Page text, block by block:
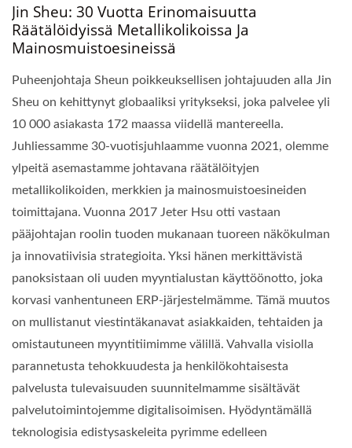
Jin Sheu: 30 Vuotta Erinomaisuutta
Räätälöidyissä Metallikolikoissa Ja
Mainosmuistoesineissä
Puheenjohtaja Sheun poikkeuksellisen johtajuuden alla Jin
Sheu on kehittynyt globaaliksi yritykseksi, joka palvelee yli
10 000 asiakasta 172 maassa viidellä mantereella.
Juhliessamme 30-vuotisjuhlaamme vuonna 2021, olemme
ylpeitä asemastamme johtavana räätälöityjen
metallikolikoiden, merkkien ja mainosmuistoesineiden
toimittajana. Vuonna 2017 Jeter Hsu otti vastaan
pääjohtajan roolin tuoden mukanaan tuoreen näkökulman
ja innovatiivisia strategioita. Yksi hänen merkittävistä
panoksistaan oli uuden myyntialustan käyttöönotto, joka
korvasi vanhentuneen ERP-järjestelmämme. Tämä muutos
on mullistanut viestintäkanavat asiakkaiden, tehtaiden ja
omistautuneen myyntitiimimme välillä. Vahvalla visiolla
parannetusta tehokkuudesta ja henkilökohtaisesta
palvelusta tulevaisuuden suunnitelmamme sisältävät
palvelutoimintojemme digitalisoimisen. Hyödyntämällä
teknologisia edistysaskeleita pyrimme edelleen